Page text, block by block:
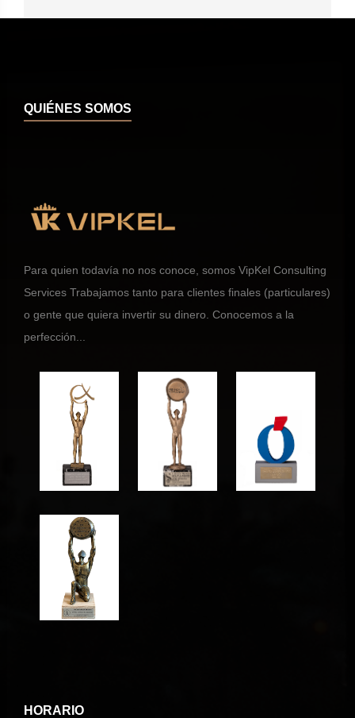
QUIÉNES SOMOS
Para quien todavía no nos conoce, somos VipKel Consulting
Services Trabajamos tanto para clientes finales (particulares)
o gente que quiera invertir su dinero. Conocemos a la
perfección...
HORARIO